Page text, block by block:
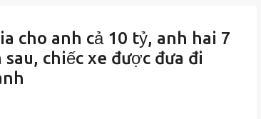
cho anh cả 10 tỷ, anh hai 7
chiếc xe được đưa đi